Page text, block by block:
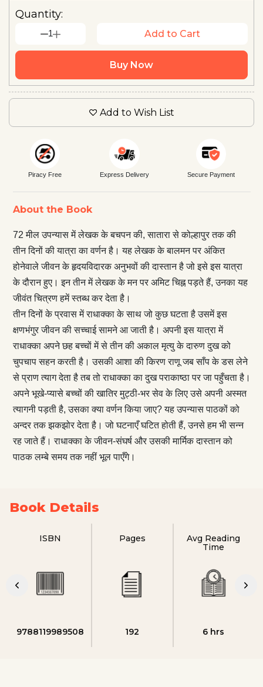
Quantity:
1 Add to Cart
Buy Now
Add to Wish List
Piracy Free Express Delivery Secure Payment
About the Book
72 मील उपन्यास में लेखक के बचपन की, सातारा से कोल्हापुर तक की
तीन दिनों की यात्रा का वर्णन है। यह लेखक के बालमन पर अंकित
होनेवाले जीवन के हृदयविदारक अनुभवों की दास्तान है जो इसे इस यात्रा
के दौरान हुए। इन तीन में लेखक के मन पर अमिट चिह्न पड़ते हैं, उनका यह
जीवंत चित्रण हमें स्तब्ध कर देता है।
तीन दिनों के प्रवास में राधाक्का के साथ जो कुछ घटता है उसमें इस
क्षणभंगुर जीवन की सच्चाई सामने आ जाती है। अपनी इस यात्रा में
राधाक्का अपने छह बच्चों में से तीन की अकाल मृत्यु के दारुण दुख को
चुपचाप सहन करती है। उसकी आशा की किरण राणू जब साँप के डस लेने
से प्राण त्याग देता है तब तो राधाक्का का दुख पराकाष्ठा पर जा पहुँचता है।
अपने भूखे-प्यासे बच्चों की खातिर मुट्ठी-भर सेव के लिए उसे अपनी अस्मत
त्यागनी पड़ती है, उसका क्या वर्णन किया जाए? यह उपन्यास पाठकों को
अन्दर तक झकझोर देता है। जो घटनाएँ घटित होती हैं, उनसे हम भी सन्न
रह जाते हैं। राधाक्का के जीवन-संघर्ष और उसकी मार्मिक दास्तान को
पाठक लम्बे समय तक नहीं भूल पाएँगे।
Book Details
ISBN
9788119989508
Pages
192
Avg Reading
Time
6 hrs